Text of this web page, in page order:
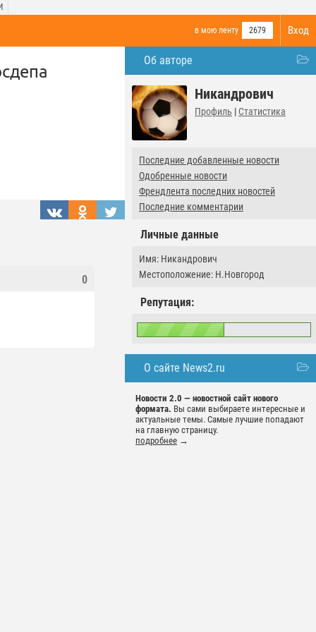
Вход
в мою ленту 2679
Об авторе
Никандрович
Профиль | Статистика
Последние добавленные новости
Одобренные новости
Френдлента последних новостей
Последние комментарии
Личные данные
Имя: Никандрович
Местоположение: Н.Новгород
Репутация:
О сайте News2.ru
Новости 2.0 — новостной сайт нового
формата. Вы сами выбираете интересные и
актуальные темы. Самые лучшие попадают
на главную страницу.
подробнее →
0